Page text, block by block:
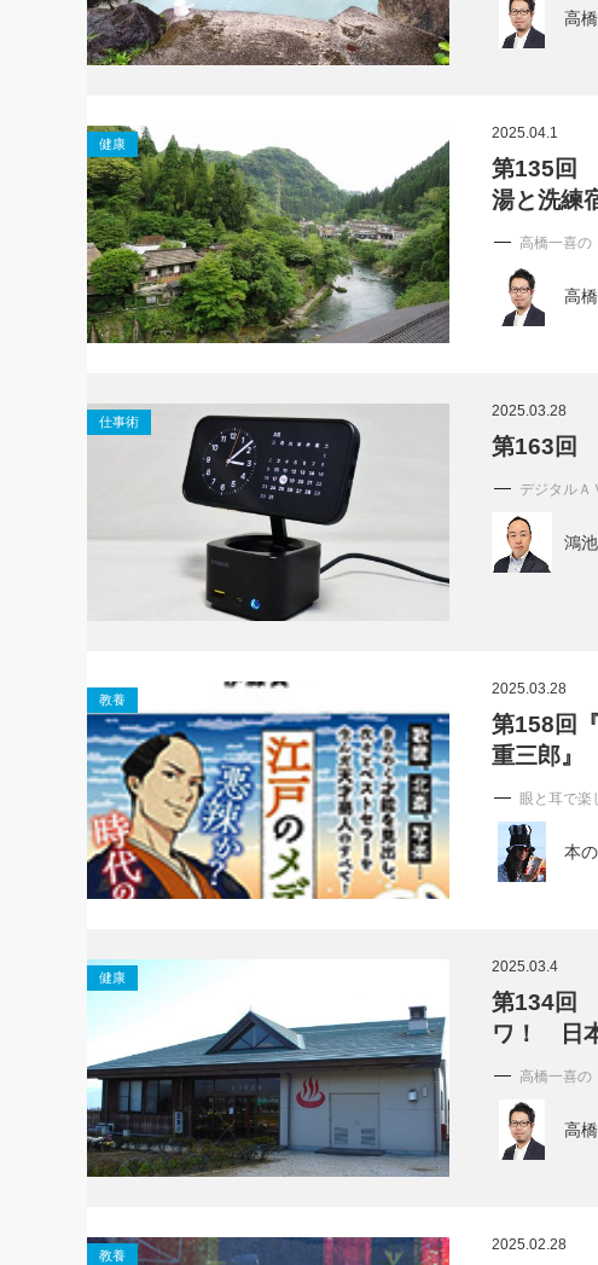
高
健康
2025.04.1
第135回
湯と洗練
高橋一喜の
高
仕事術
2025.03.28
第163回
デジタルＡ
鴻
教養
2025.03.28
第158回
重三郎』
眼と耳で楽
本
健康
2025.03.4
第134回
ワ！ 日
高橋一喜の
高
教養
2025.02.28